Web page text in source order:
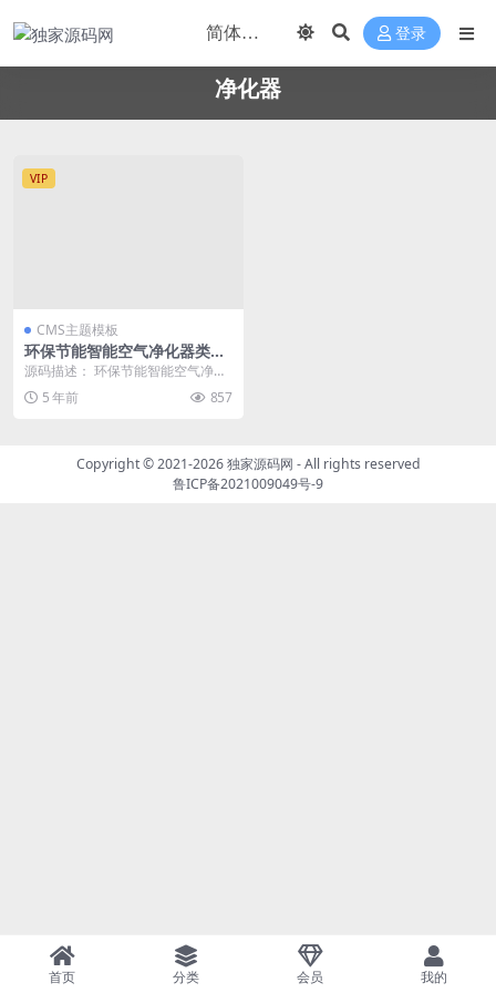
登录
净化器
VIP
CMS主题模板
环保节能智能空气净化器类网
站织梦模板(带手机端)
源码描述： 环保节能智能空气净化
器类网站织梦模板(带手机端)，ded
ecms最新...
5 年前 857
Copyright © 2021-2026独家源码网 - All rights reserved
鲁ICP备2021009049号-9
首页 分类 会员 我的